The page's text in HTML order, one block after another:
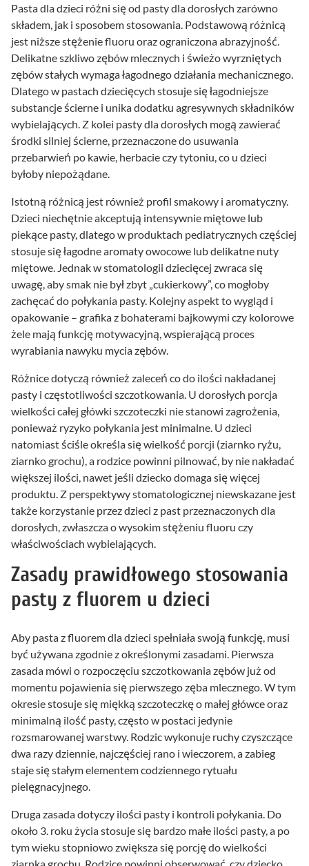
Pasta dla dzieci różni się od pasty dla dorosłych zarówno
składem, jak i sposobem stosowania. Podstawową różnicą
jest niższe stężenie fluoru oraz ograniczona abrazyjność.
Delikatne szkliwo zębów mlecznych i świeżo wyrzniętych
zębów stałych wymaga łagodnego działania mechanicznego.
Dlatego w pastach dziecięcych stosuje się łagodniejsze
substancje ścierne i unika dodatku agresywnych składników
wybielających. Z kolei pasty dla dorosłych mogą zawierać
środki silniej ścierne, przeznaczone do usuwania
przebarwień po kawie, herbacie czy tytoniu, co u dzieci
byłoby niepożądane.
Istotną różnicą jest również profil smakowy i aromatyczny.
Dzieci niechętnie akceptują intensywnie miętowe lub
piekące pasty, dlatego w produktach pediatrycznych częściej
stosuje się łagodne aromaty owocowe lub delikatne nuty
miętowe. Jednak w stomatologii dziecięcej zwraca się
uwagę, aby smak nie był zbyt „cukierkowy”, co mogłoby
zachęcać do połykania pasty. Kolejny aspekt to wygląd i
opakowanie – grafika z bohaterami bajkowymi czy kolorowe
żele mają funkcję motywacyjną, wspierającą proces
wyrabiania nawyku mycia zębów.
Różnice dotyczą również zaleceń co do ilości nakładanej
pasty i częstotliwości szczotkowania. U dorosłych porcja
wielkości całej główki szczoteczki nie stanowi zagrożenia,
ponieważ ryzyko połykania jest minimalne. U dzieci
natomiast ściśle określa się wielkość porcji (ziarnko ryżu,
ziarnko grochu), a rodzice powinni pilnować, by nie nakładać
większej ilości, nawet jeśli dziecko domaga się więcej
produktu. Z perspektywy stomatologicznej niewskazane jest
także korzystanie przez dzieci z past przeznaczonych dla
dorosłych, zwłaszcza o wysokim stężeniu fluoru czy
właściwościach wybielających.
Zasady prawidłowego stosowania
pasty z fluorem u dzieci
Aby pasta z fluorem dla dzieci spełniała swoją funkcję, musi
być używana zgodnie z określonymi zasadami. Pierwsza
zasada mówi o rozpoczęciu szczotkowania zębów już od
momentu pojawienia się pierwszego zęba mlecznego. W tym
okresie stosuje się miękką szczoteczkę o małej główce oraz
minimalną ilość pasty, często w postaci jedynie
rozsmarowanej warstwy. Rodzic wykonuje ruchy czyszczące
dwa razy dziennie, najczęściej rano i wieczorem, a zabieg
staje się stałym elementem codziennego rytuału
pielęgnacyjnego.
Druga zasada dotyczy ilości pasty i kontroli połykania. Do
około 3. roku życia stosuje się bardzo małe ilości pasty, a po
tym wieku stopniowo zwiększa się porcję do wielkości